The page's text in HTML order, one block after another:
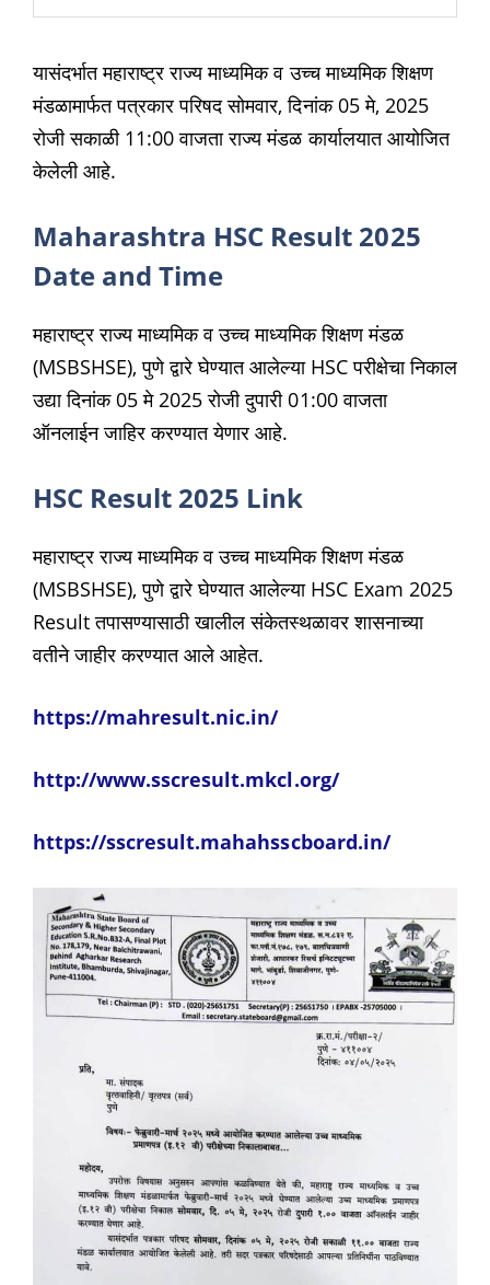
यासंदर्भात महाराष्ट्र राज्य माध्यमिक व उच्च माध्यमिक शिक्षण
मंडळामार्फत पत्रकार परिषद सोमवार, दिनांक 05 मे, 2025
रोजी सकाळी 11:00 वाजता राज्य मंडळ कार्यालयात आयोजित
केलेली आहे.
Maharashtra HSC Result 2025
Date and Time
महाराष्ट्र राज्य माध्यमिक व उच्च माध्यमिक शिक्षण मंडळ
(MSBSHSE), पुणे द्वारे घेण्यात आलेल्या HSC परीक्षेचा निकाल
उद्या दिनांक 05 मे 2025 रोजी दुपारी 01:00 वाजता
ऑनलाईन जाहिर करण्यात येणार आहे.
HSC Result 2025 Link
महाराष्ट्र राज्य माध्यमिक व उच्च माध्यमिक शिक्षण मंडळ
(MSBSHSE), पुणे द्वारे घेण्यात आलेल्या HSC Exam 2025
Result तपासण्यासाठी खालील संकेतस्थळावर शासनाच्या
वतीने जाहीर करण्यात आले आहेत.
https://mahresult.nic.in/
http://www.sscresult.mkcl.org/
https://sscresult.mahahsscboard.in/